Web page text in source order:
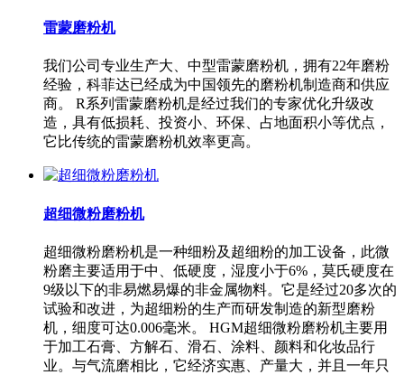
雷蒙磨粉机
我们公司专业生产大、中型雷蒙磨粉机，拥有22年磨粉
经验，科菲达已经成为中国领先的磨粉机制造商和供应
商。 R系列雷蒙磨粉机是经过我们的专家优化升级改
造，具有低损耗、投资小、环保、占地面积小等优点，
它比传统的雷蒙磨粉机效率更高。
超细微粉磨粉机
超细微粉磨粉机是一种细粉及超细粉的加工设备，此微
粉磨主要适用于中、低硬度，湿度小于6%，莫氏硬度在
9级以下的非易燃易爆的非金属物料。它是经过20多次的
试验和改进，为超细粉的生产而研发制造的新型磨粉
机，细度可达0.006毫米。 HGM超细微粉磨粉机主要用
于加工石膏、方解石、滑石、涂料、颜料和化妆品行
业。与气流磨相比，它经济实惠、产量大，并且一年只